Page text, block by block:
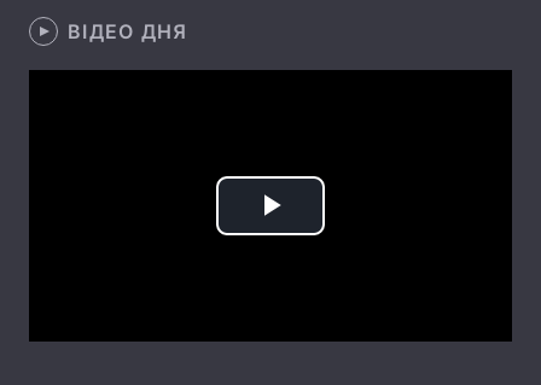
Здоров'я
Цікавинки Погода
ВІДЕО ДНЯ
Play